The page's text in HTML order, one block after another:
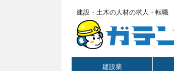
建設・土木の人材の求人・転職
建設業